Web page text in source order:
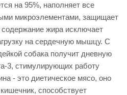
на 95%, наполняет все
микроэлементами, защищает
жира исключает
на сердечную мышцу. С
собака получит дневную
3, стимулирующих работу
- это диетическое мясо, оно
способствует